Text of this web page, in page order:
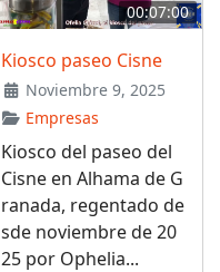
00:07:00
Kiosco paseo Cisne
Noviembre 9, 2025
Empresas
Kiosco del paseo del
Cisne en Alhama de G
ranada, regentado de
sde noviembre de 20
25 por Ophelia...